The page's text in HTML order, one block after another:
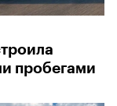
пробегами